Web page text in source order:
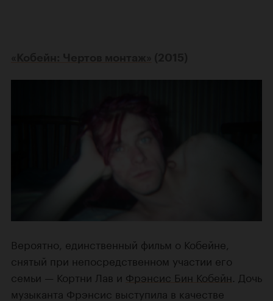
Вероятно, единственный фильм о Кобейне,
снятый при непосредственном участии его
семьи — Кортни Лав и Фрэнсис Бин Кобейн . Дочь
музыканта Фрэнсис выступила в качестве